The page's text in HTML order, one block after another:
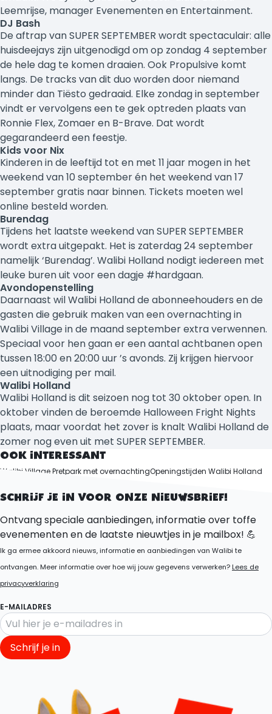
Leemrijse, manager Evenementen en Entertainment.
DJ Bash
De aftrap van SUPER SEPTEMBER wordt spectaculair: alle
huisdeejays zijn uitgenodigd om op zondag 4 september
de hele dag te komen draaien. Ook Propulsive komt
langs. De tracks van dit duo worden door niemand
minder dan Tiësto gedraaid. Elke zondag in september
vindt er vervolgens een te gek optreden plaats van
Ronnie Flex, Zomaer en B-Brave. Dat wordt
gegarandeerd een feestje.
Kids voor Nix
Kinderen in de leeftijd tot en met 11 jaar mogen in het
weekend van 10 september én het weekend van 17
september gratis naar binnen. Tickets moeten wel
online besteld worden.
Burendag
Tijdens het laatste weekend van SUPER SEPTEMBER
wordt extra uitgepakt. Het is zaterdag 24 september
namelijk ‘Burendag’. Walibi Holland nodigt iedereen met
leuke buren uit voor een dagje #hardgaan.
Avondopenstelling
Daarnaast wil Walibi Holland de abonneehouders en de
gasten die gebruik maken van een overnachting in
Walibi Village in de maand september extra verwennen.
Speciaal voor hen gaan er een aantal achtbanen open
tussen 18:00 en 20:00 uur ’s avonds. Zij krijgen hiervoor
een uitnodiging per mail.
Walibi Holland
Walibi Holland is dit seizoen nog tot 30 oktober open. In
oktober vinden de beroemde Halloween Fright Nights
plaats, maar voordat het zover is knalt Walibi Holland de
zomer nog even uit met SUPER SEPTEMBER.
OOK INTERESSANT
Walibi Village Pretpark met overnachtingOpeningstijden Walibi Holland
SCHRIJF JE IN VOOR ONZE NIEUWSBRIEF!
Ontvang speciale aanbiedingen, informatie over toffe
evenementen en de laatste nieuwtjes in je mailbox! 💪
Ik ga ermee akkoord nieuws, informatie en aanbiedingen van Walibi te
ontvangen. Meer informatie over hoe wij jouw gegevens verwerken?Lees de
privacyverklaring
E-MAILADRES
Schrijf je in